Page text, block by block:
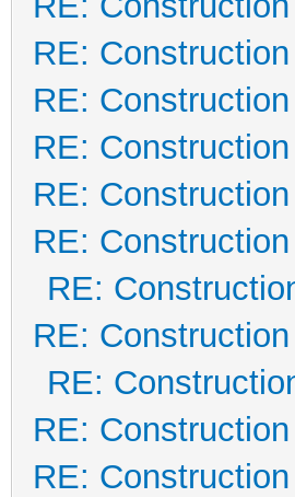
RE:
RE:
RE:
RE:
RE:
RE:
RE:
RE:
RE:
RE: